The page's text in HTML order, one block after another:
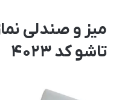
میز و صندلی
تاشو کد 4023